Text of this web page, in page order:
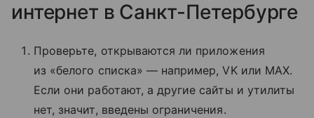
интернет в Санкт-Петербурге
Проверьте, открываются ли приложения
из «белого списка» — например, VK или MAX.
Если они работают, а другие сайты и утилиты
нет, значит, введены ограничения.